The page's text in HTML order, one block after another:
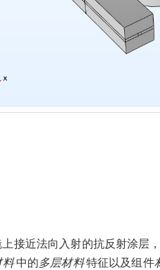
接近法向入射的抗反射涂层
料中的多层材料特征以及组件